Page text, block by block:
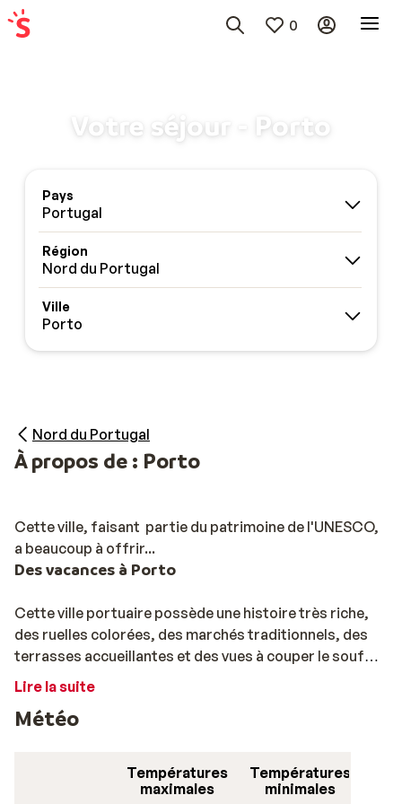
0
Votre séjour - Porto
Pays
Portugal
Région
Nord du Portugal
Ville
Porto
Nord du Portugal
À propos de : Porto
Cette ville, faisant partie du patrimoine de l'UNESCO,
a beaucoup à offrir...
Des vacances à Porto
Cette ville portuaire possède une histoire très riche,
des ruelles colorées, des marchés traditionnels, des
terrasses accueillantes et des vues à couper le souffle.
Cette ville regorge de magnifiques plages de sable.
Porto, également connue sous le nom de Oporto, est
région. Celle-ci est reconnue dans le monde entier pour
sa production de vins. Vous souhaitez déguster un vin ?
Lire la suite
Météo
Températures
maximales
Températures
minimales